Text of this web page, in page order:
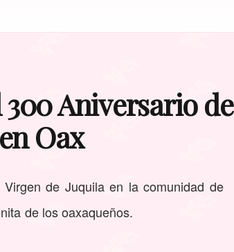
300 Aniversario de
Oax
de Juquila en la comunidad de
de los oaxaqueños.